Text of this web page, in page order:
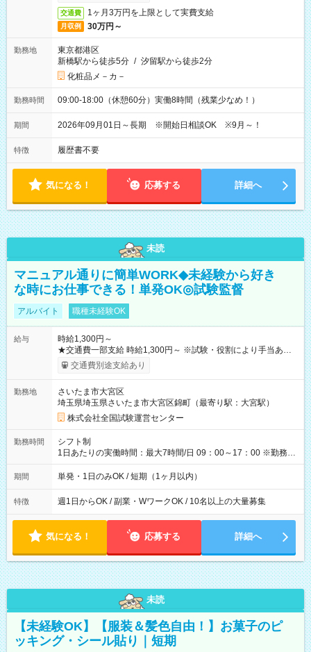
交通費 1ヶ月3万円を上限として実費支給
月収例 30万円～
勤務地
東京都港区
新橋駅から徒歩5分 / 汐留駅から徒歩2分
化粧品メ－カ－
勤務時間 09:00-18:00（休憩60分）実働8時間（残業少なめ！）
期間 2026年09月01日～長期 ※開始日相談OK ※9月～！
特徴 履歴書不要
気になる！ 応募する 詳細へ
未読
マニュアル通りに簡単WORK◆未経験から好き
な時にお仕事できる！単発OK◎試験監督
アルバイト 職種未経験OK
給与
時給1,300円～
★交通費一部支給 時給1,300円～ ※試験・役割により手当あり
※勤務回数により昇給あり 【即給（前払い）オプションあ
り！】 希望される場合、勤務から1週間ほどで給与の一部を受け
例】 ・河合塾模擬試験 8:30～17:30（休憩1時間） 時給1,300円
×8時間＝日収10,400円＋交通費 ※当日の役割により時給＋100
円の場合あり ・国家試験 7:00～13:30（休憩なし） 時給1,300
円（役割手当＋100円）×6時間＝日収8,400円＋交通費 【試用期
間】試用期間なし
交通費別途支給あり
勤務地
さいたま市大宮区
埼玉県埼玉県さいたま市大宮区錦町（最寄り駅：大宮駅）
株式会社全国試験運営センター
勤務時間
シフト制
1日あたりの実働時間：最大7時間/日 09：00～17：00 ※勤務時
間は 試験により異なります。
期間 単発・1日のみOK / 短期（1ヶ月以内）
特徴 週1日からOK / 副業・WワークOK / 10名以上の大量募集
気になる！ 応募する 詳細へ
未読
【未経験OK】【服装＆髪色自由！】お菓子のピ
ッキング・シール貼り｜短期